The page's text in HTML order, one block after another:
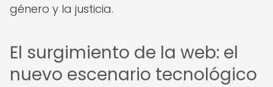
género y la justicia.
El surgimiento de la web: el
nuevo escenario tecnológico